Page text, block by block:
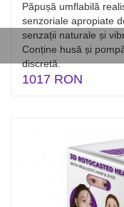
Păpușă umflabilă
senzoriale apropiate
senzații naturale și
Conține husă și
discretă.
1017 RON